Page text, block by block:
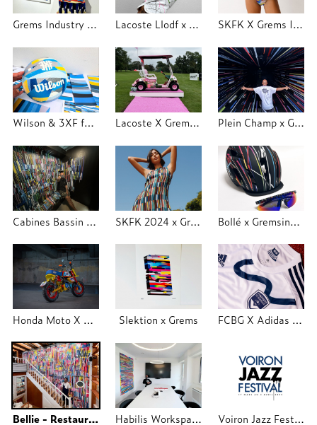
Grems Industry x Trajectoire Studio Lacoste Llodf x Grems Industry x Trajectoire SKFK X Grems Industry 2025
Wilson & 3XF festival - Trajectoire Studio Lacoste X Grems Industry - LLODF - Trajectoire Studio Plein Champ x Grems Industry 2024
Cabines Bassin d'Hiver Molitor SKFK 2024 x Grems Industry Bollé x Gremsindustry
Honda Moto X Grems Industry Slektion x Grems FCBG X Adidas X Grems
Bellie - Restaurant Lyon Habilis Workspace Voiron Jazz Festival